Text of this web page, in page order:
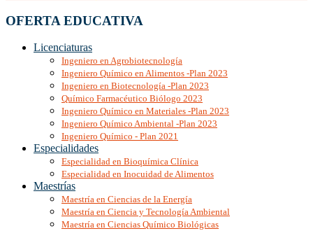
OFERTA EDUCATIVA
Licenciaturas
Ingeniero en Agrobiotecnología
Ingeniero Químico en Alimentos -Plan 2023
Ingeniero en Biotecnología -Plan 2023
Químico Farmacéutico Biólogo 2023
Ingeniero Químico en Materiales -Plan 2023
Ingeniero Químico Ambiental -Plan 2023
Ingeniero Químico - Plan 2021
Especialidades
Especialidad en Bioquímica Clínica
Especialidad en Inocuidad de Alimentos
Maestrías
Maestría en Ciencias de la Energía
Maestría en Ciencia y Tecnología Ambiental
Maestría en Ciencias Químico Biológicas